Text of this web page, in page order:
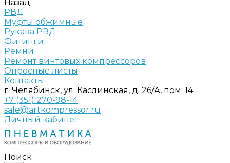
Назад
РВД
Муфты обжимные
Рукава РВД
Фитинги
Ремни
Ремонт винтовых компрессоров
Опросные листы
Контакты
г. Челябинск, ул. Каслинская, д. 26/А, пом. 14
+7 (351) 270-98-14
sale@artkompressor.ru
Личный кабинет
Поиск